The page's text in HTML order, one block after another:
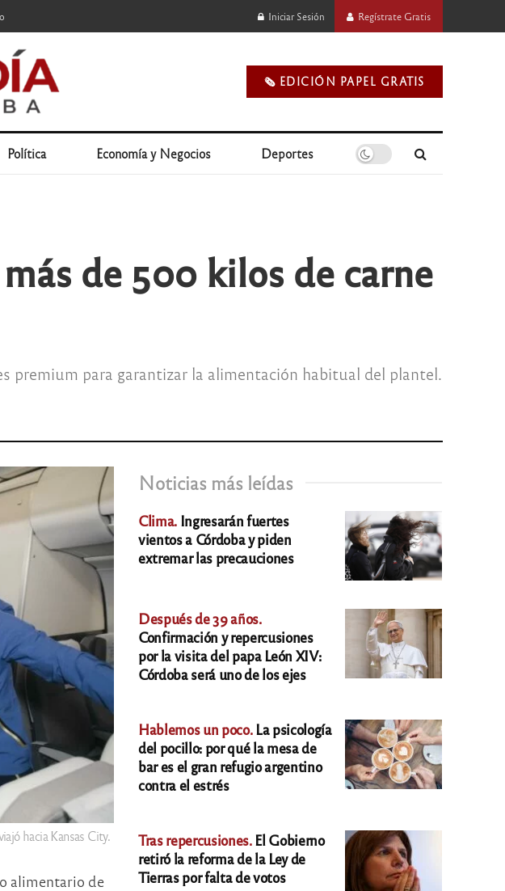
Iniciar Sesión Regístrate Gratis
🗞️ EDICIÓN PAPEL GRATIS
Política Economía y Negocios Deportes
de 500 kilos de carne
premium para garantizar la alimentación habitual del plantel.
hacia Kansas City.
alimentario de
Noticias más leídas
Clima. Ingresarán fuertes
vientos a Córdoba y piden
extremar las precauciones
Después de 39 años.
Confirmación y repercusiones
por la visita del papa León XIV:
Córdoba será uno de los ejes
Hablemos un poco.La psicología
del pocillo: por qué la mesa de
bar es el gran refugio argentino
contra el estrés
Tras repercusiones.El Gobierno
retiró la reforma de la Ley de
Tierras por falta de votos